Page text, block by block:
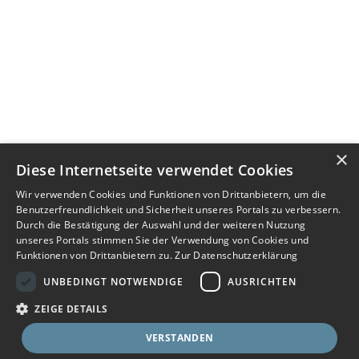
×
Diese Internetseite verwendet Cookies
Wir verwenden Cookies und Funktionen von Drittanbietern, um die
Benutzerfreundlichkeit und Sicherheit unseres Portals zu verbessern.
Durch die Bestätigung der Auswahl und der weiteren Nutzung
unseres Portals stimmen Sie der Verwendung von Cookies und
Funktionen von Drittanbietern zu.Zur Datenschutzerklärung
UNBEDINGT NOTWENDIGE
AUSRICHTEN
ZEIGE DETAILS
VERSTANDEN